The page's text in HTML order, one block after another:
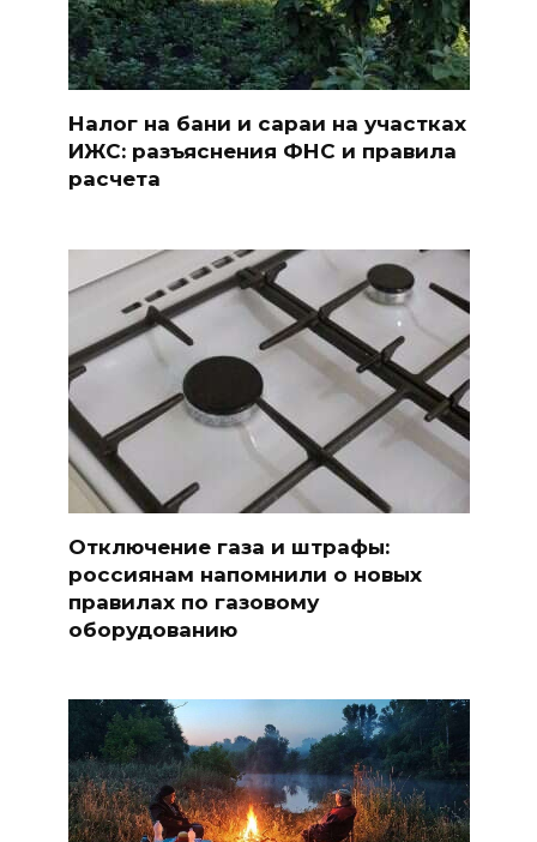
Налог на бани и сараи на участках
ИЖС: разъяснения ФНС и правила
расчета
Отключение газа и штрафы:
россиянам напомнили о новых
правилах по газовому
оборудованию